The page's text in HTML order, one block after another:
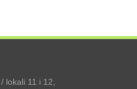
lokali 11 i 12,